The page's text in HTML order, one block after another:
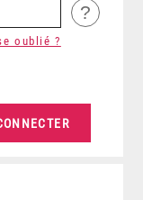
?
oublié ?